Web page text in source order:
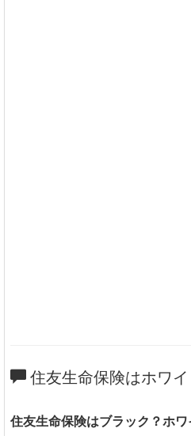
住友生命保険はホワ
住友生命保険はブラック？ホ